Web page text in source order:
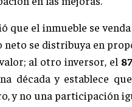
que el inmueble se
se distribuya en
al otro inversor, el
década y establece
y no una participación